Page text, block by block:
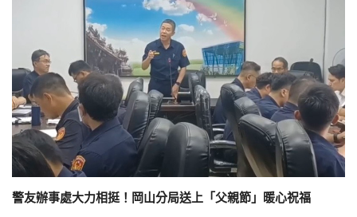
警友辦事處大力相挺！岡山分局送上「父親節」暖心祝福